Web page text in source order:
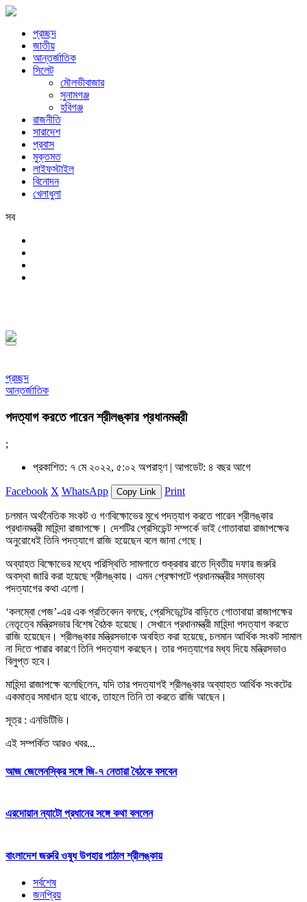
প্রচ্ছদ
জাতীয়
আন্তর্জাতিক
সিলেট
মৌলভীবাজার
সুনামগঞ্জ
হবিগঞ্জ
রাজনীতি
সারাদেশ
প্রবাস
মুক্তমত
লাইফস্টাইল
বিনোদন
খেলাধুলা
সব
প্রচ্ছদ
আন্তর্জাতিক
পদত্যাগ করতে পারেন শ্রীলঙ্কার প্রধানমন্ত্রী
;
প্রকাশিত: ৭ মে ২০২২, ৫:০২ অপরাহ্ণ | আপডেট: ৪ বছর আগে
Facebook X WhatsApp Copy Link Print
চলমান অর্থনৈতিক সংকট ও গণবিক্ষোভের মুখে পদত্যাগ করতে পারেন শ্রীলঙ্কার
প্রধানমন্ত্রী মাহিন্দা রাজাপক্ষে। দেশটির প্রেসিডেন্ট সম্পর্কে ভাই গোতাবায়া রাজাপক্ষের
অনুরোধেই তিনি পদত্যাগে রাজি হয়েছেন বলে জানা গেছে।
অব্যাহত বিক্ষোভের মধ্যে পরিস্থিতি সামলাতে শুক্রবার রাতে দ্বিতীয় দফার জরুরি
অবস্থা জারি করা হয়েছে শ্রীলঙ্কায়। এমন প্রেক্ষাপটে প্রধানমন্ত্রীর সম্ভাব্য
পদত্যাগের কথা এলো।
‘কলম্বো পেজ’-এর এক প্রতিবেদন বলছে, প্রেসিডেন্টের বাড়িতে গোতাবায়া রাজাপক্ষের
নেতৃত্বে মন্ত্রিসভার বিশেষ বৈঠক হয়েছে। সেখানে প্রধানমন্ত্রী মাহিন্দা পদত্যাগ করতে
রাজি হয়েছেন। শ্রীলঙ্কার মন্ত্রিসভাকে অবহিত করা হয়েছে, চলমান আর্থিক সংকট সামাল
না দিতে পারার কারণে তিনি পদত্যাগ করছেন। তার পদত্যাগের মধ্য দিয়ে মন্ত্রিসভাও
বিলুপ্ত হবে।
মাহিন্দা রাজাপক্ষে বলেছিলেন, যদি তার পদত্যাগই শ্রীলঙ্কার অব্যাহত আর্থিক সংকটের
একমাত্র সমাধান হয়ে থাকে, তাহলে তিনি তা করতে রাজি আছেন।
সূত্র : এনডিটিভি।
এই সম্পর্কিত আরও খবর...
আজ জেলেনস্কির সঙ্গে জি-৭ নেতারা বৈঠকে বসবেন
এরদোয়ান ন্যাটো প্রধানের সঙ্গে কথা বললেন
বাংলাদেশ জরুরি ওষুধ উপহার পাঠাল শ্রীলঙ্কায়
সর্বশেষ
জনপ্রিয়